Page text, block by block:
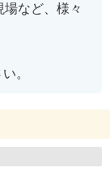
場など、様々
。